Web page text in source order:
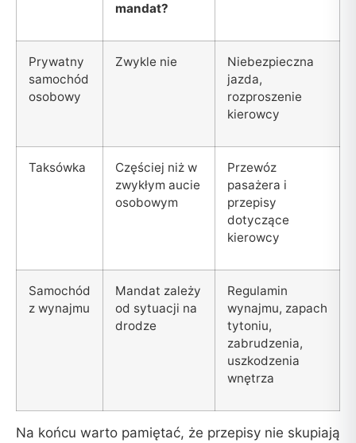
mandat?
Prywatny
samochód
osobowy
Zwykle nie
Niebezpieczna
jazda,
rozproszenie
kierowcy
Taksówka
Częściej niż w
zwykłym aucie
osobowym
Przewóz
pasażera i
przepisy
dotyczące
kierowcy
Samochód
z wynajmu
Mandat zależy
od sytuacji na
drodze
Regulamin
wynajmu, zapach
tytoniu,
zabrudzenia,
uszkodzenia
wnętrza
Na końcu warto pamiętać, że przepisy nie skupiają